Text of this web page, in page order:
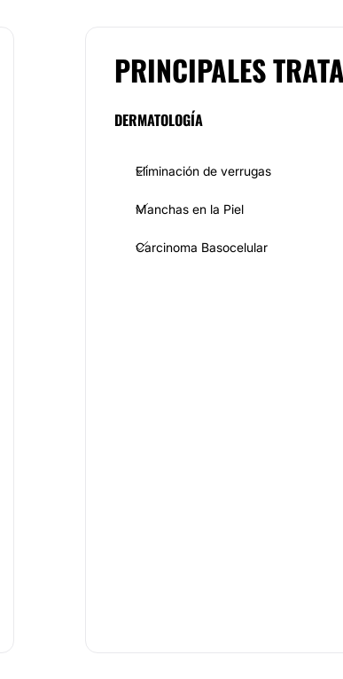
PRINCIPALES
DERMATOLOGÍA
Eliminación de verrugas
Manchas en la Piel
Carcinoma Basocelular